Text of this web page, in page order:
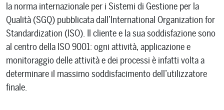
la norma internazionale per i Sistemi di Gestione per la
Qualità (SGQ) pubblicata dall’International Organization for
Standardization (ISO). Il cliente e la sua soddisfazione sono
al centro della ISO 9001: ogni attività, applicazione e
monitoraggio delle attività e dei processi è infatti volta a
determinare il massimo soddisfacimento dell’utilizzatore
finale.